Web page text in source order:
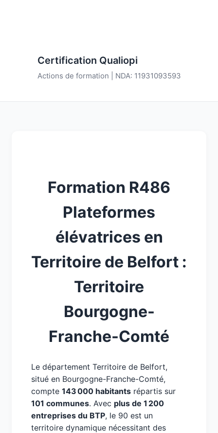
Certification Qualiopi
Actions de formation | NDA: 11931093593
Formation R486
Plateformes
élévatrices en
Territoire de Belfort :
Territoire
Bourgogne-
Franche-Comté
Le département Territoire de Belfort,
situé en Bourgogne-Franche-Comté,
compte 143 000 habitants répartis sur
101 communes. Avec plus de 1 200
entreprises du BTP, le 90 est un
territoire dynamique nécessitant des